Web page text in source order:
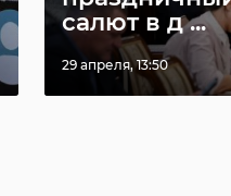
салют в д ...
29 апреля, 13:50